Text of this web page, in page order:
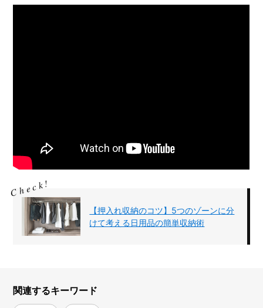
【押入れ収納のコツ】5つのゾーンに分
けて考える日用品の簡単収納術
関連するキーワード